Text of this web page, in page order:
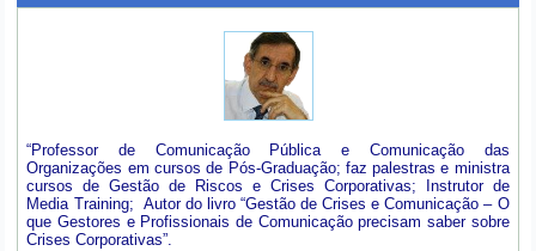
“Professor de Comunicação Pública e Comunicação das
Organizações em cursos de Pós-Graduação; faz palestras e ministra
cursos de Gestão de Riscos e Crises Corporativas; Instrutor de
Media Training; Autor do livro “Gestão de Crises e Comunicação – O
que Gestores e Profissionais de Comunicação precisam saber sobre
Crises Corporativas”.